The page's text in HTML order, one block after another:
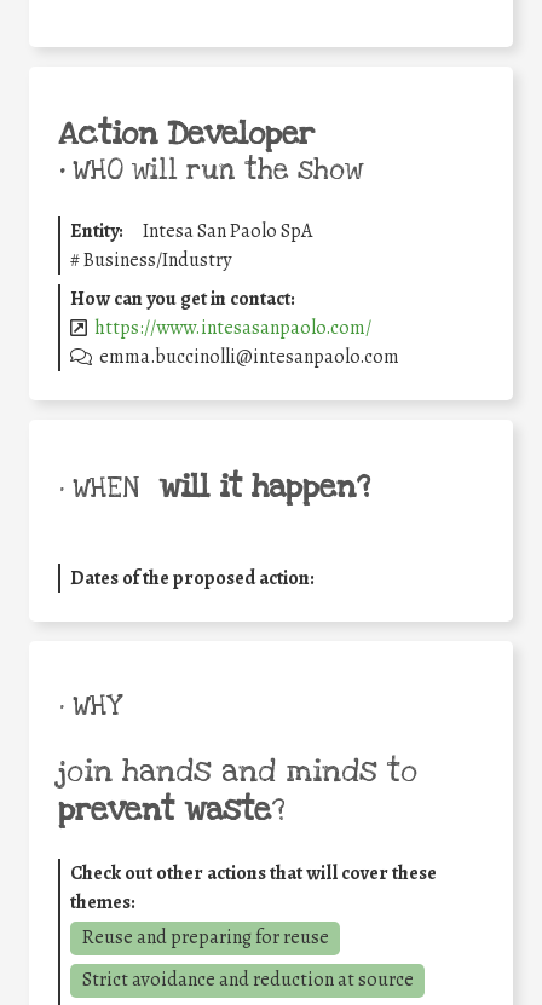
Action Developer
•WHO will run the show
Entity:
Intesa San Paolo SpA
#Business/Industry
How can you get in contact:
https://www.intesasanpaolo.com/
emma.buccinolli@intesanpaolo.com
• WHEN will it happen?
Dates of the proposed action:
• WHY
join hands and minds to
prevent waste?
Check out other actions that will cover these
themes:
Reuse and preparing for reuse
Strict avoidance and reduction at source